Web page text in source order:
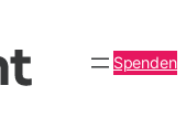
Spenden